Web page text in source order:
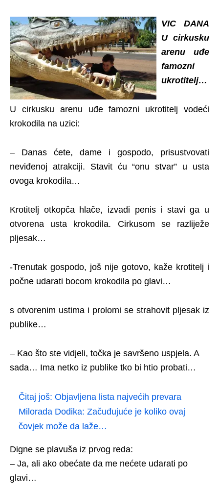
VIC DANA
U cirkusku
arenu uđe
famozni
ukrotitelj…
U cirkusku arenu uđe famozni ukrotitelj vodeći
krokodila na uzici:
– Danas ćete, dame i gospodo, prisustvovati
neviđenoj atrakciji. Stavit ću “onu stvar” u usta
ovoga krokodila…
Krotitelj otkopča hlače, izvadi penis i stavi ga u
otvorena usta krokodila. Cirkusom se razliježe
pljesak…
-Trenutak gospodo, još nije gotovo, kaže krotitelj i
počne udarati bocom krokodila po glavi…
s otvorenim ustima i prolomi se strahovit pljesak iz
publike…
– Kao što ste vidjeli, točka je savršeno uspjela. A
sada… Ima netko iz publike tko bi htio probati…
Čitaj još: Objavljena lista najvećih prevara
Milorada Dodika: Začuđujuće je koliko ovaj
čovjek može da laže…
Digne se plavuša iz prvog reda:
– Ja, ali ako obećate da me nećete udarati po
glavi…